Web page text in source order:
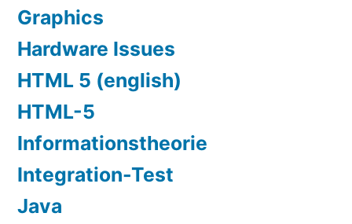
Graphics
Hardware Issues
HTML 5 (english)
HTML-5
Informationstheorie
Integration-Test
Java